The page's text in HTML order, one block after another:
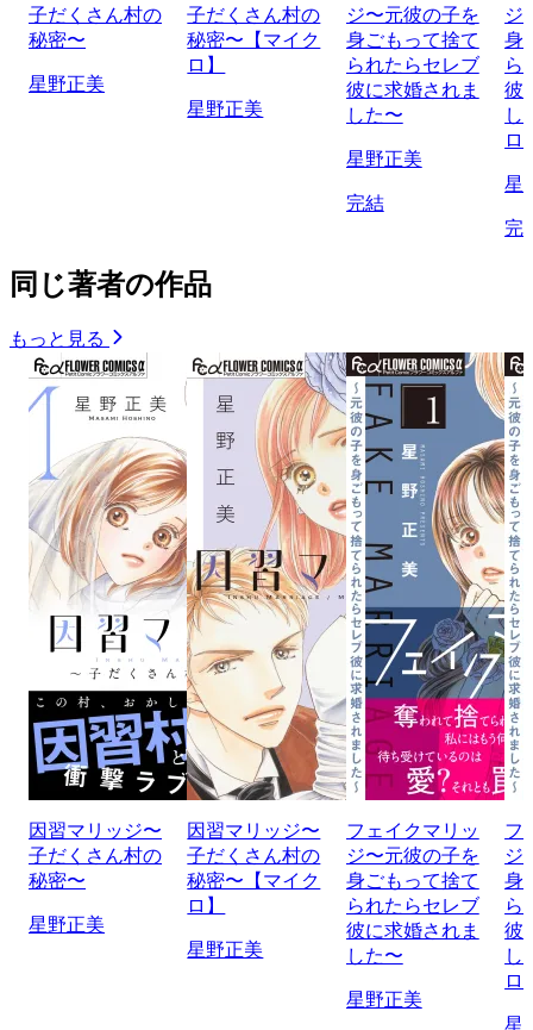
子だくさん村の
秘密〜
星野正美
子だくさん村の
秘密〜【マイク
ロ】
星野正美
ジ〜元彼の子を
身ごもって捨て
られたらセレブ
彼に求婚されま
した〜
星野正美
完結
ジ
身
ら
彼
し
ロ
星
完
同じ著者の作品
もっと見る
因習マリッジ〜
子だくさん村の
秘密〜
星野正美
因習マリッジ〜
子だくさん村の
秘密〜【マイク
ロ】
星野正美
フェイクマリッ
ジ〜元彼の子を
身ごもって捨て
られたらセレブ
彼に求婚されま
した〜
星野正美
フ
ジ
身
ら
彼
し
ロ
星